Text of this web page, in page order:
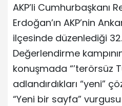
AKP’li Cumhurbaşkanı
Erdoğan’ın AKP’nin
ilçesinde düzenlediği
Değerlendirme
konuşmada “’terörsüz
adlandırdıkları “yeni”
“Yeni bir sayfa”